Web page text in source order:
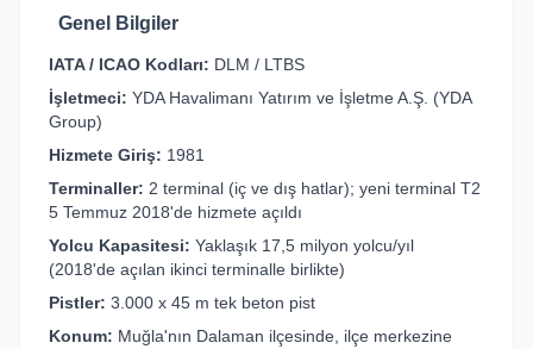
Genel Bilgiler
IATA / ICAO Kodları: DLM / LTBS
İşletmeci: YDA Havalimanı Yatırım ve İşletme A.Ş. (YDA
Group)
Hizmete Giriş: 1981
Terminaller: 2 terminal (iç ve dış hatlar); yeni terminal T2
5 Temmuz 2018'de hizmete açıldı
Yolcu Kapasitesi: Yaklaşık 17,5 milyon yolcu/yıl
(2018'de açılan ikinci terminalle birlikte)
Pistler: 3.000 x 45 m tek beton pist
Konum: Muğla'nın Dalaman ilçesinde, ilçe merkezine